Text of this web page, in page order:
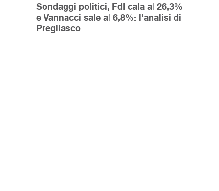
Sondaggi politici, FdI cala al 26,3%
e Vannacci sale al 6,8%: l’analisi di
Pregliasco